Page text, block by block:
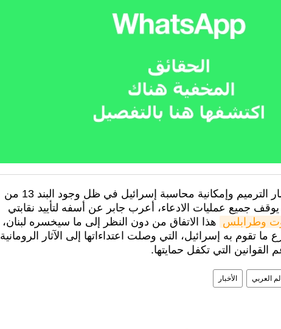
وفي ما يتعلق بمسار الترميم وإمكانية محاسبة إسرائيل في ظل وجود البند 13 من
يوقف جميع عمليات الادعاء، أعرب جابر عن أسفه لتأييد نقابتي
وطرابلس هذا الاتفاق من دون النظر إلى ما سيخسره لبنان،
تقوم به إسرائيل، التي وصلت اعتداءاتها إلى الآثار الرومانية
التي تكفل حمايتها.
العربي الأخبار